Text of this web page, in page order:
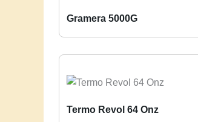
Gramera 5000G
Termo Revol 64 Onz